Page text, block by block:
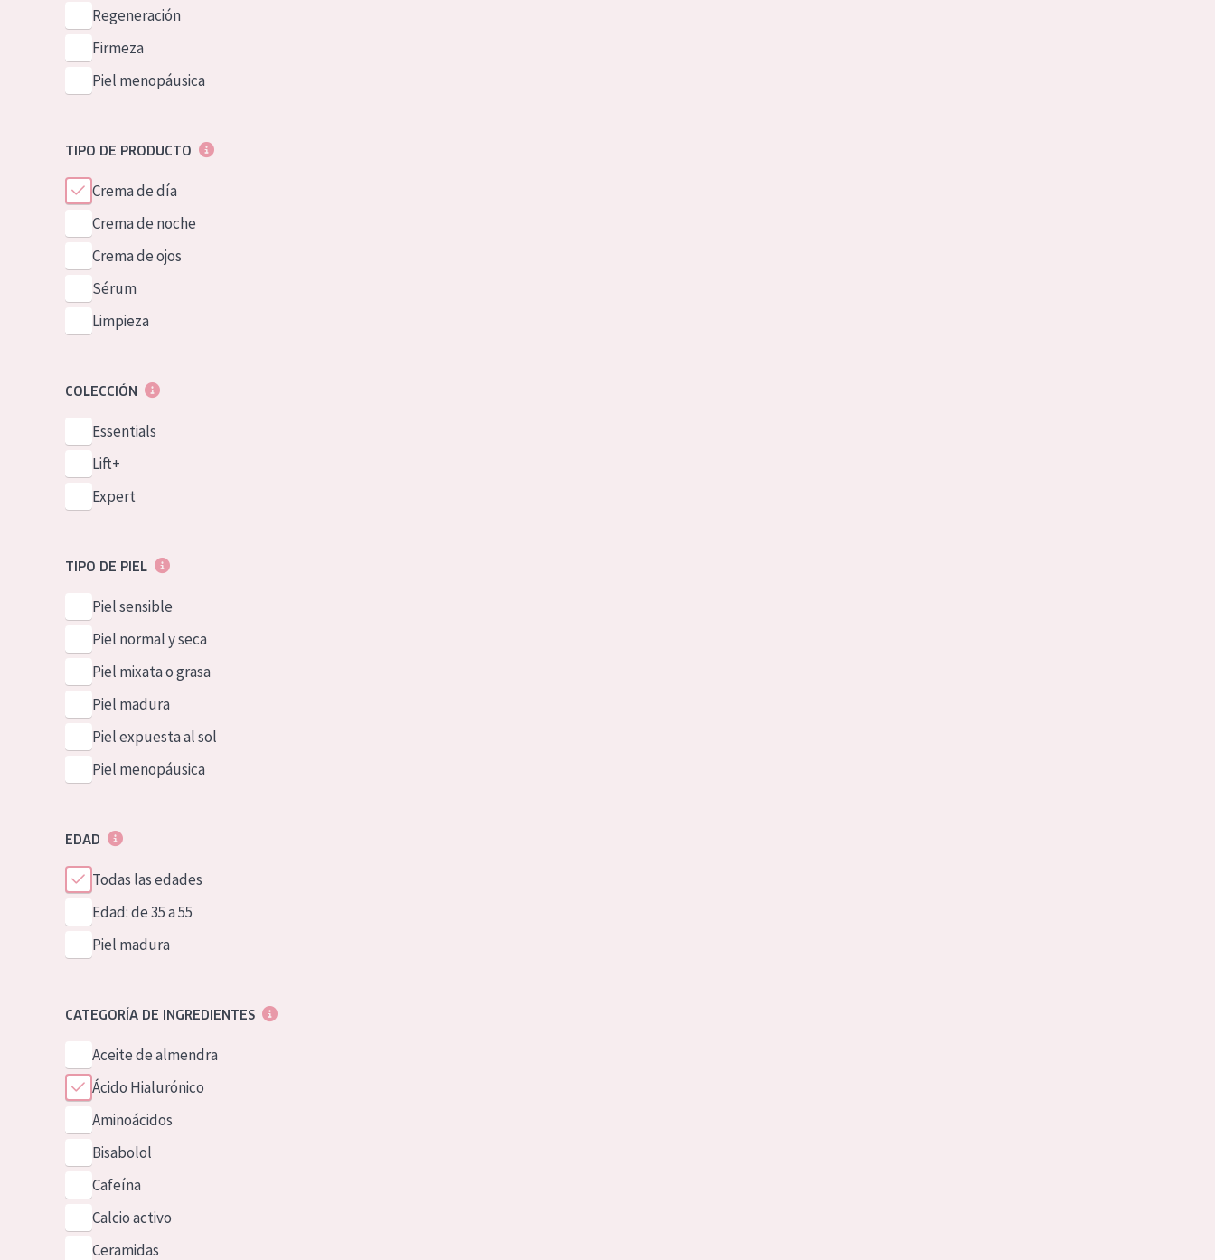
German
Spanish
Greek
Regeneración
Firmeza
Piel menopáusica
TIPO DE PRODUCTO
Crema de día
Crema de noche
Crema de ojos
Sérum
Limpieza
COLECCIÓN
Essentials
Lift+
Expert
TIPO DE PIEL
Piel sensible
Piel normal y seca
Piel mixata o grasa
Piel madura
Piel expuesta al sol
Piel menopáusica
EDAD
Todas las edades
Edad: de 35 a 55
Piel madura
CATEGORÍA DE INGREDIENTES
Aceite de almendra
Ácido Hialurónico
Aminoácidos
Bisabolol
Cafeína
Calcio activo
Ceramidas